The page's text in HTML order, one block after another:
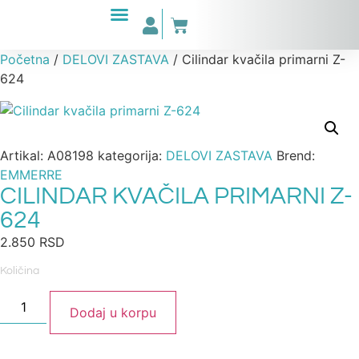
Početna / DELOVI ZASTAVA / Cilindar kvačila primarni Z-
624
Artikal: A08198 kategorija: DELOVI ZASTAVA Brend:
EMMERRE
CILINDAR KVAČILA PRIMARNI Z-
624
2.850 RSD
Količina
Dodaj u korpu